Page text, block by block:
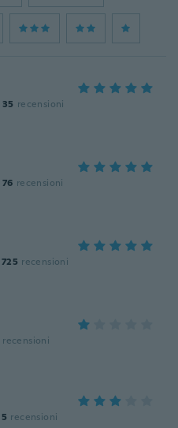
35 recensioni
76 recensioni
725 recensioni
recensioni
5 recensioni